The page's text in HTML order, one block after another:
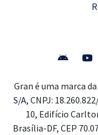
Gran é uma marca
S/A, CNPJ:
10, Edifício
Brasília-DF, CEP